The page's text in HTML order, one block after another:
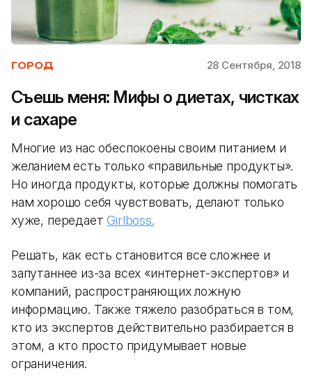
ГОРОД 28 Сентября, 2018
Съешь меня: Мифы о диетах, чистках
и сахаре
Многие из нас обеспокоены своим питанием и
желанием есть только «правильные продукты».
Но иногда продукты, которые должны помогать
нам хорошо себя чувствовать, делают только
хуже, передаетGirlboss.
Решать, как есть становится все сложнее и
запутаннее из-за всех «интернет-экспертов» и
компаний, распространяющих ложную
информацию. Также тяжело разобраться в том,
кто из экспертов действительно разбирается в
этом, а кто просто придумывает новые
ограничения.